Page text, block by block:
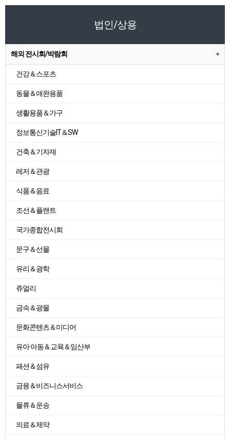
법인/상용
해외 전시회/박람회
건강＆스포츠
동물＆애완용품
생활용품＆가구
정보통신기술IT＆SW
건축＆기자재
레저＆관광
식품＆음료
조선＆플랜트
국가종합전시회
문구＆선물
유리＆광학
쥬얼리
금속＆광물
문화콘텐츠＆미디어
유아·아동＆교육＆임산부
패션＆섬유
금융＆비즈니스서비스
물류＆운송
의료＆제약